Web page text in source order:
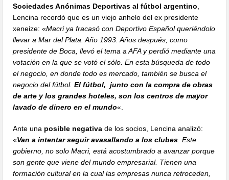
Sociedades Anónimas Deportivas al fútbol argentino
Lencina recordó que es un viejo anhelo del ex presidente
xeneize: «Macri ya fracasó con Deportivo Español queriéndolo
llevar a Mar del Plata. Año 1993. Años después, como
presidente de Boca, llevó el tema a AFA y perdió mediante una
votación en la que se votó el sólo. En esta búsqueda de todo
el negocio, en donde todo es mercado, también se busca el
negocio del fútbol.El fútbol, junto con la compra de obras
de arte y los grandes hoteles, son los centros de mayor
lavado de dinero en el mundo«.
Ante una posible negativa de los socios, Lencina analizó:
«Van a intentar seguir avasallando a los clubes . Este
gobierno, no solo Macri, está acostumbrado a avanzar porque
son gente que viene del mundo empresarial. Tienen una
formación cultural en la cual las empresas nunca retroceden,